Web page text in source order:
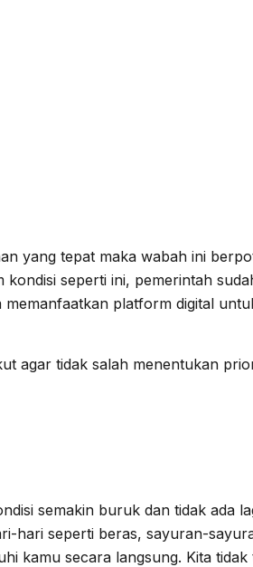
yang tepat maka wabah ini
seperti ini, pemerintah
platform digital
agar tidak salah menentukan
semakin buruk dan tidak ada
hari seperti beras, sayuran-
kamu secara langsung. Kita